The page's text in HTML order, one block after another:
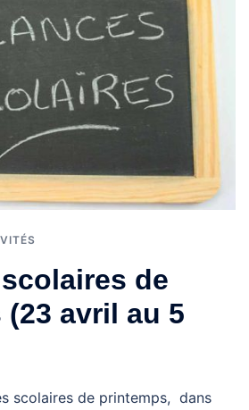
de
avril au 5
scolaires de printemps, dans